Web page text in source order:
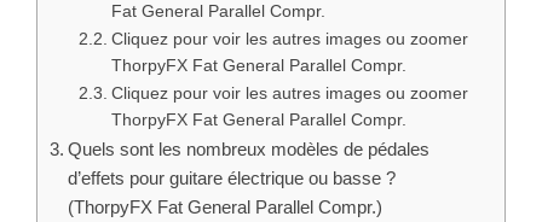
Fat General Parallel Compr.
Cliquez pour voir les autres images ou zoomer
ThorpyFX Fat General Parallel Compr.
Cliquez pour voir les autres images ou zoomer
ThorpyFX Fat General Parallel Compr.
Quels sont les nombreux modèles de pédales
d’effets pour guitare électrique ou basse ?
(ThorpyFX Fat General Parallel Compr.)